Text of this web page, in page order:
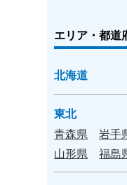
エリア・都道
北海道
東北
青森県
岩手
山形県
福島